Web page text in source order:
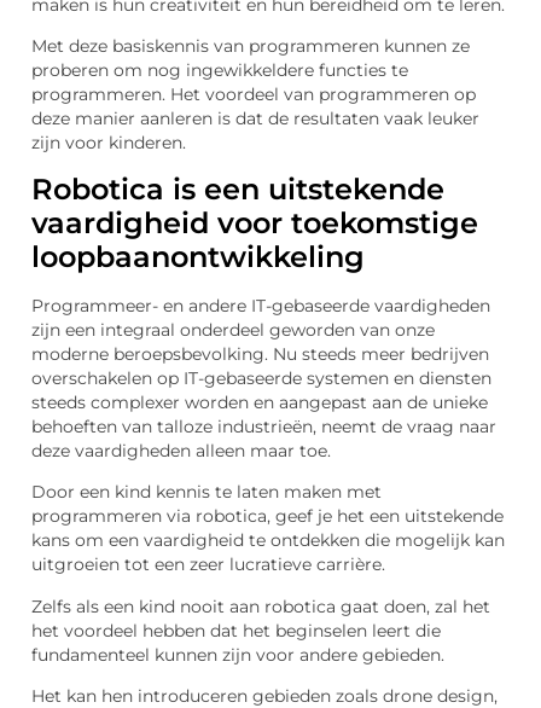
maken is hun creativiteit en hun bereidheid om te leren.
Met deze basiskennis van programmeren kunnen ze
proberen om nog ingewikkeldere functies te
programmeren. Het voordeel van programmeren op
deze manier aanleren is dat de resultaten vaak leuker
zijn voor kinderen.
Robotica is een uitstekende
vaardigheid voor toekomstige
loopbaanontwikkeling
Programmeer- en andere IT-gebaseerde vaardigheden
zijn een integraal onderdeel geworden van onze
moderne beroepsbevolking. Nu steeds meer bedrijven
overschakelen op IT-gebaseerde systemen en diensten
steeds complexer worden en aangepast aan de unieke
behoeften van talloze industrieën, neemt de vraag naar
deze vaardigheden alleen maar toe.
Door een kind kennis te laten maken met
programmeren via robotica, geef je het een uitstekende
kans om een vaardigheid te ontdekken die mogelijk kan
uitgroeien tot een zeer lucratieve carrière.
Zelfs als een kind nooit aan robotica gaat doen, zal het
het voordeel hebben dat het beginselen leert die
fundamenteel kunnen zijn voor andere gebieden.
Het kan hen introduceren gebieden zoals drone design,